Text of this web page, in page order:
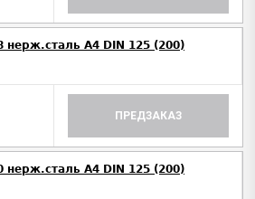
нерж.сталь А4 DIN 125 (200)
ПРЕДЗАКАЗ
нерж.сталь А4 DIN 125 (200)